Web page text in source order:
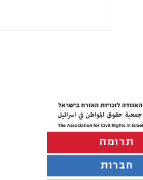
תרומה
חברות